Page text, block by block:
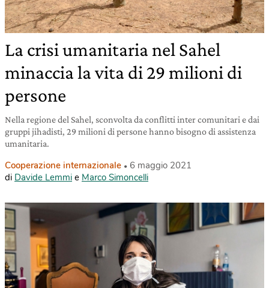
La crisi umanitaria nel Sahel
minaccia la vita di 29 milioni di
persone
Nella regione del Sahel, sconvolta da conflitti inter comunitari e dai
gruppi jihadisti, 29 milioni di persone hanno bisogno di assistenza
umanitaria.
Cooperazione internazionale
6 maggio 2021
di Davide Lemmi e Marco Simoncelli